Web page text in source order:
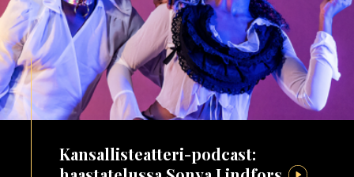
Kansallisteatteri-podcast: